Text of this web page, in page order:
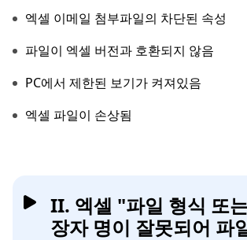
엑셀 이메일 첨부파일의 차단된 속성
파일이 엑셀 버전과 호환되지 않음
PC에서 제한된 보기가 켜져있음
엑셀 파일이 손상됨
II. 엑셀 "파일 형식 또
장자 명이 잘못되어 파